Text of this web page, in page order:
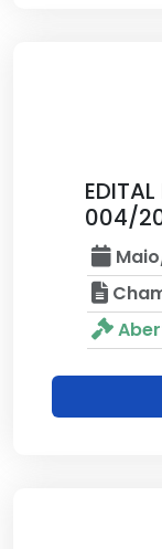
004/